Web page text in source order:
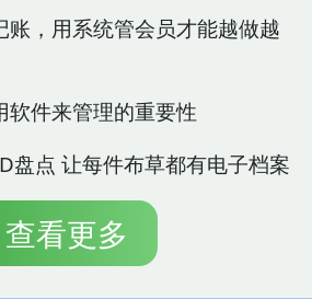
账，用系统管会员才能越做越
软件来管理的重要性
盘点 让每件布草都有电子档案
查看更多